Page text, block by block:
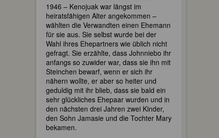
1946 – Kenojuak war längst im
heiratsfähigen Alter angekommen –
wählten die Verwandten einen Ehemann
für sie aus. Sie selbst wurde bei der
Wahl ihres Ehepartners wie üblich nicht
gefragt. Sie erzählte, dass Johnniebo ihr
anfangs so zuwider war, dass sie ihn mit
Steinchen bewarf, wenn er sich ihr
nähern wollte, er aber so heiter und
geduldig mit ihr blieb, dass sie bald ein
sehr glückliches Ehepaar wurden und in
den nächsten drei Jahren zwei Kinder,
den Sohn Jamasie und die Tochter Mary
bekamen.